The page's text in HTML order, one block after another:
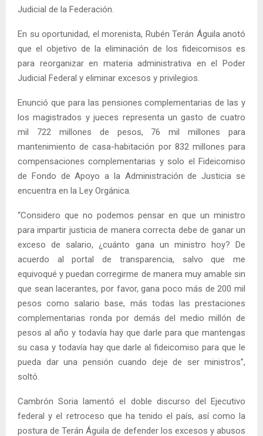
Judicial de la Federación.
En su oportunidad, el morenista, Rubén Terán Águila anotó
que el objetivo de la eliminación de los fideicomisos es
para reorganizar en materia administrativa en el Poder
Judicial Federal y eliminar excesos y privilegios.
Enunció que para las pensiones complementarias de las y
los magistrados y jueces representa un gasto de cuatro
mil 722 millones de pesos, 76 mil millones para
mantenimiento de casa-habitación por 832 millones para
compensaciones complementarias y solo el Fideicomiso
de Fondo de Apoyo a la Administración de Justicia se
encuentra en la Ley Orgánica.
“Considero que no podemos pensar en que un ministro
para impartir justicia de manera correcta debe de ganar un
exceso de salario, ¿cuánto gana un ministro hoy? De
acuerdo al portal de transparencia, salvo que me
equivoqué y puedan corregirme de manera muy amable sin
que sean lacerantes, por favor, gana poco más de 200 mil
pesos como salario base, más todas las prestaciones
complementarias ronda por demás del medio millón de
pesos al año y todavía hay que darle para que mantengas
su casa y todavía hay que darle al fideicomiso para que le
pueda dar una pensión cuando deje de ser ministros”,
soltó.
Cambrón Soria lamentó el doble discurso del Ejecutivo
federal y el retroceso que ha tenido el país, así como la
postura de Terán Águila de defender los excesos y abusos